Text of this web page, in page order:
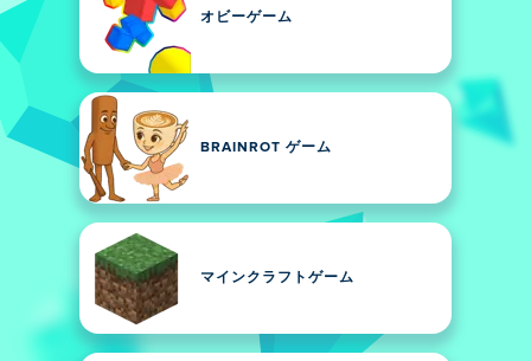
オビーゲーム
BRAINROT ゲーム
マインクラフトゲーム